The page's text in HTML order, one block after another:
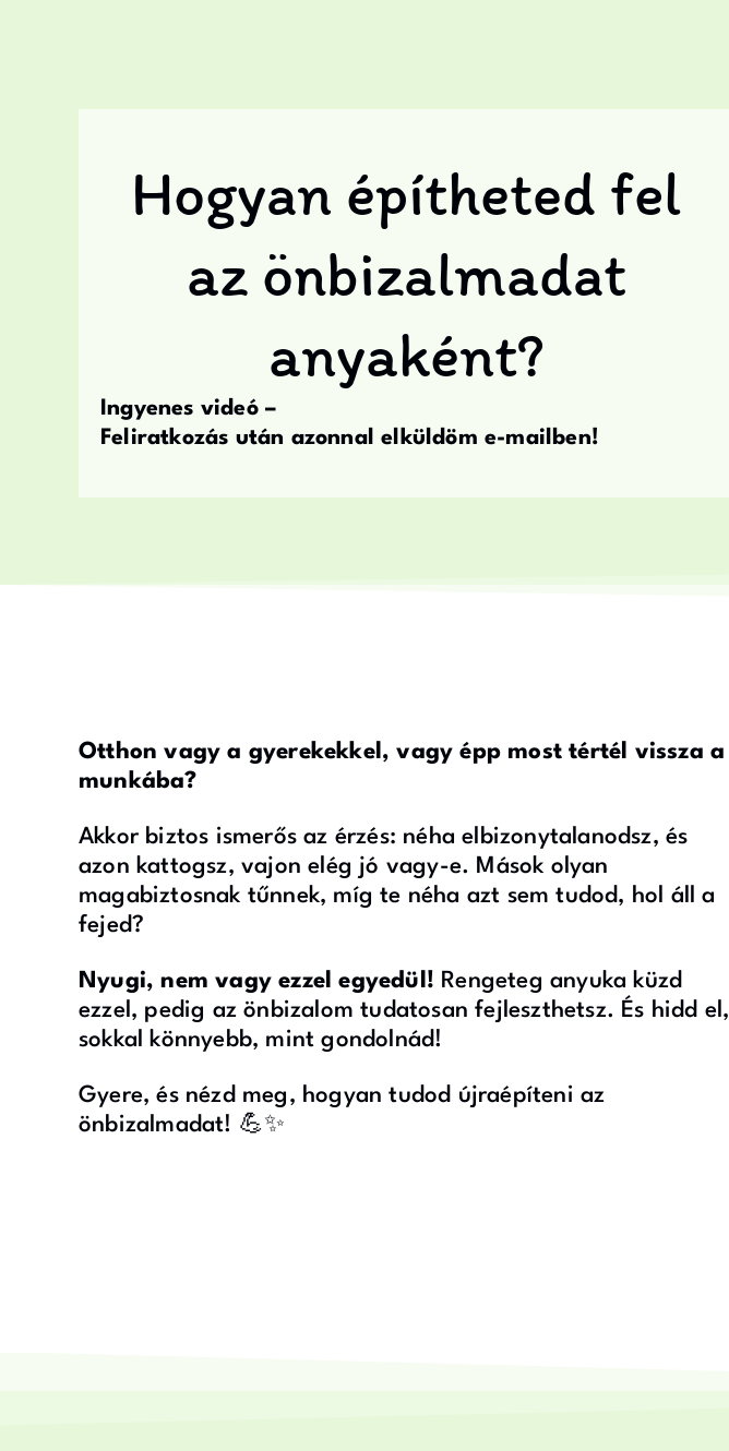
Hogyan építheted fel
az önbizalmadat
anyaként?
Ingyenes videó –
Feliratkozás után azonnal elküldöm e-mailben!
Otthon vagy a gyerekekkel, vagy épp most tértél vissza a
munkába?
Akkor biztos ismerős az érzés: néha elbizonytalanodsz, és
azon kattogsz, vajon elég jó vagy-e. Mások olyan
magabiztosnak tűnnek, míg te néha azt sem tudod, hol áll a
fejed?
Nyugi, nem vagy ezzel egyedül! Rengeteg anyuka küzd
ezzel, pedig az önbizalom tudatosan fejleszthetsz. És hidd el,
sokkal könnyebb, mint gondolnád!
Gyere, és nézd meg, hogyan tudod újraépíteni az
önbizalmadat! 💪✨